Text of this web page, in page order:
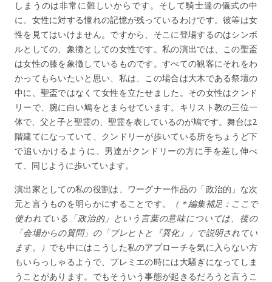
しまうのは非常に難しいからです。そして騎士達の儀式の中
に、女性に対する憧れの記憶が残っているわけです。彼等は女
性を見てはいけません。ですから、そこに登場するのはシンボ
ルとしての、象徴としての女性です。私の演出では、この聖盃
は女性の膝を象徴しているものです。すべての観客にそれをわ
かってもらいたいと思い、私は、この場合は大木である祭壇の
中に、聖盃ではなくて女性を立たせました。その女性はクンド
リーで、腕に白い鳩をとまらせています。キリスト教の三位一
体で、父と子と聖霊の、聖霊を表しているのが鳩です。舞台は2
階建てになっていて、クンドリーが歩いている所をちょうど下
で追いかけるように、男達がクンドリーの方に手を差し伸べ
て、同じように歩いています。
演出家としての私の役割は、ワーグナー作品の「政治的」な次
元と言うものを明らかにすることです。
（＊編集補足：ここで
使われている「政治的」という言葉の意味については、後の
「会場からの質問」の「ブレヒトと『異化』」で説明されてい
ます。） でも中にはこうした私のアプローチを気に入らない方
もいらっしゃるようで、プレミエの時には大騒ぎになってしま
うことがあります。でもそういう事態が起きるだろうと言うこ